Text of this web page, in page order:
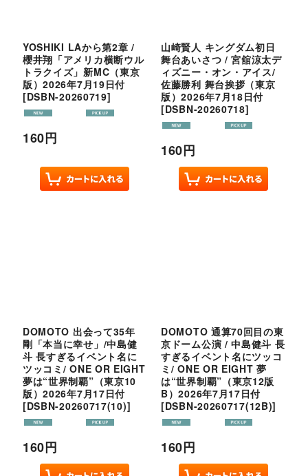
YOSHIKI LAから第2章 /
櫻井翔「アメリカ横断ウル
トラクイズ」新MC（東京
版）2026年7月19日付
[DSBN-20260719]
160円
山崎賢人 キングダム初日
舞台あいさつ / 宮舘涼太デ
ィズニー・オン・アイス/
佐藤勝利 舞台挨拶（東京
版）2026年7月18日付
[DSBN-20260718]
160円
DOMOTO 出会って35年
剛「本当に幸せ」/中島健
斗 長すぎるイベント名に
ツッコミ/ ONE OR EIGHT
夢は“世界制覇”（東京10
版）2026年7月17日付
[DSBN-20260717(10)]
160円
DOMOTO 通算70回目の東
京ドーム公演 / 中島健斗 長
すぎるイベント名にツッコ
ミ/ ONE OR EIGHT 夢
は“世界制覇”（東京12版
B）2026年7月17日付
[DSBN-20260717(12B)]
160円